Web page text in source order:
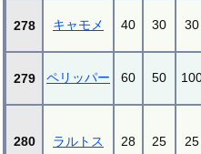
278 キャモメ 40 30 30
279 ペリッパー 60 50
280 ラルトス 28 25 25